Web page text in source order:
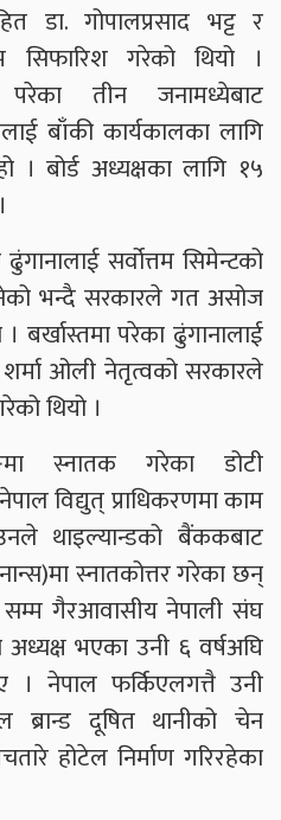
डा. गोपालप्रसाद भट्ट र
सिफारिश गरेको थियो ।
परेका तीन जनामध्येबाट
बाँकी कार्यकालका लागि
। बोर्ड अध्यक्षका लागि १५
सर्वोत्तम सिमेन्टको
भन्दै सरकारले गत असोज
बर्खास्तमा परेका ढुंगानालाई
शर्मा ओली नेतृत्वको सरकारले
थियो ।
स्नातक गरेका डोटी
विद्युत् प्राधिकरणमा काम
थाइल्यान्डको बैंककबाट
स्नातकोत्तर गरेका छन्
गैरआवासीय नेपाली संघ
भएका उनी ६ वर्षअघि
। नेपाल फर्किएलगत्तै उनी
ब्रान्ड दूषित थानीको चेन
होटेल निर्माण गरिरहेका